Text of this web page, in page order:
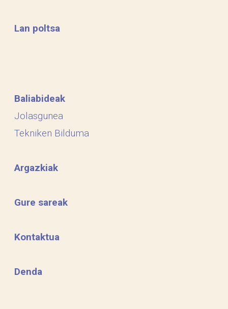
Lan poltsa
Baliabideak
Jolasgunea
Tekniken Bilduma
Argazkiak
Gure sareak
Kontaktua
Denda